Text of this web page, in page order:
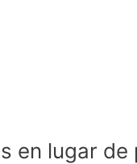
en lugar